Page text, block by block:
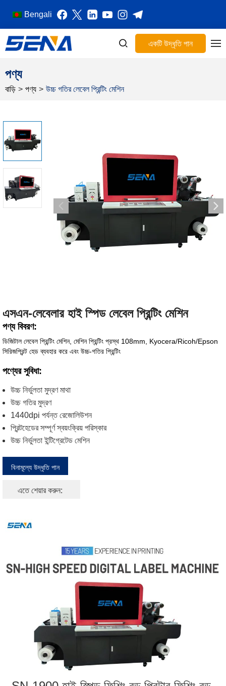
Bengali
একটি উদ্ধৃতি পান
পণ্য
বাড়ি > পণ্য > উচ্চ গতির লেবেল প্রিন্টিং মেশিন
এসএন-লেবেলার হাই স্পিড লেবেল প্রিন্টিং মেশিন
পণ্য বিবরণ:
ডিজিটাল লেবেল প্রিন্টিং মেশিন, মেশিন প্রিন্টিং প্রস্থ 108mm, Kyocera/Ricoh/Epson
সিরিজপ্রিন্ট হেড ব্যবহার করে এবং উচ্চ-গতির প্রিন্টিং
পণ্যের সুবিধা:
উচ্চ নির্ভুলতা মুদ্রণ মাথা
উচ্চ গতির মুদ্রণ
1440dpi পর্যন্ত রেজোলিউশন
প্রিন্টহেডের সম্পূর্ণ স্বয়ংক্রিয় পরিস্কার
উচ্চ নির্ভুলতা ইন্টিগ্রেটেড মেশিন
বিনামূল্যে উদ্ধৃতি পান
এতে শেয়ার করুন: